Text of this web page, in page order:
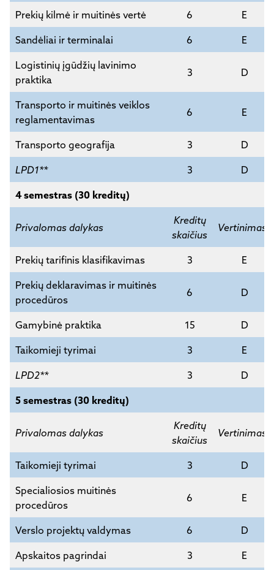
Prekių kilmė ir muitinės vertė 6 E
Sandėliai ir terminalai 6 E
Logistinių įgūdžių lavinimo
praktika
3 D
Transporto ir muitinės veiklos
reglamentavimas
6 E
Transporto geografija 3 D
LPD1** 3 D
4 semestras (30 kreditų)
Privalomas dalykas
Kreditų
skaičius
Vertinimas*
Prekių tarifinis klasifikavimas 3 E
Prekių deklaravimas ir muitinės
procedūros
6 D
Gamybinė praktika 15 D
Taikomieji tyrimai 3 E
LPD2** 3 D
5 semestras (30 kreditų)
Privalomas dalykas
Kreditų
skaičius
Vertinimas*
Taikomieji tyrimai 3 D
Specialiosios muitinės
procedūros
6 E
Verslo projektų valdymas 6 D
Apskaitos pagrindai 3 E